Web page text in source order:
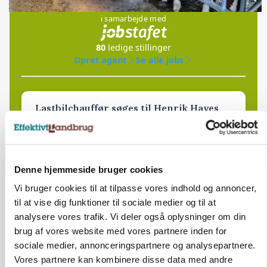
Denne hjemmeside bruger cookies
Vi bruger cookies til at tilpasse vores indhold og annoncer,
til at vise dig funktioner til sociale medier og til at
analysere vores trafik. Vi deler også oplysninger om din
brug af vores website med vores partnere inden for
sociale medier, annonceringspartnere og analysepartnere.
Vores partnere kan kombinere disse data med andre
i samarbejde med
80 ledige stillinger
Opret agent
Se alle jobs
Lastbilchauffør søges til Henrik Haves
4700, Næstved
Medarbejdere til griseproduktion
Grise